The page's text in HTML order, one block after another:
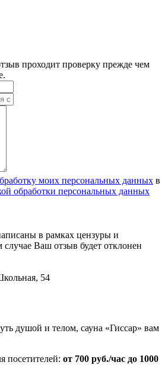
проходит проверку прежде чем
моих персональных данных в
обработки персональных данных
в рамках цензуры и
Ваш отзыв будет отклонен
54
душой и телом, сауна «Гиссар» вам
посетителей: от 700 руб./час до 1000